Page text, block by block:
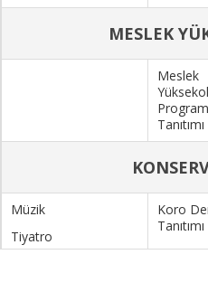
MESLEK
Meslek
Tanıtımı
Müzik
Tiyatro
Koro
Tanıtımı
Tiyatro